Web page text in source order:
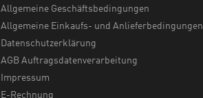
Allgemeine Geschäftsbedingungen
Allgemeine Einkaufs- und Anlieferbedingungen
Datenschutzerklärung
AGB Auftragsdatenverarbeitung
Impressum
E-Rechnung